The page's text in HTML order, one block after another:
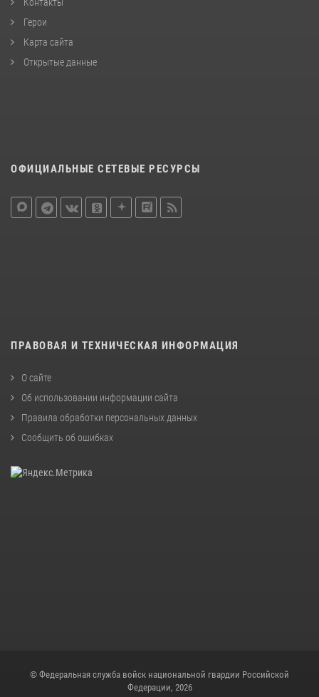
Герои
Карта сайта
Открытые данные
ОФИЦИАЛЬНЫЕ СЕТЕВЫЕ РЕСУРСЫ
ПРАВОВАЯ И ТЕХНИЧЕСКАЯ ИНФОРМАЦИЯ
О сайте
Об использовании информации сайта
Правила обработки персональных данных
Сообщить об ошибках
© Федеральная служба войск национальной гвардии Российской
Федерации, 2026